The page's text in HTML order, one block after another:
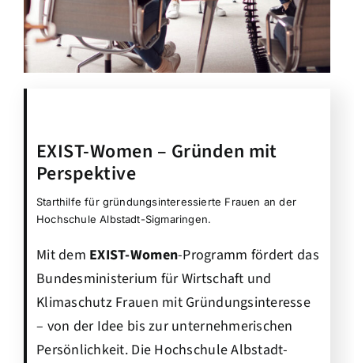
EXIST-Women – Gründen mit
Perspektive
Starthilfe für gründungsinteressierte Frauen an der
Hochschule Albstadt-Sigmaringen.
Mit dem EXIST-Women-Programm fördert das
Bundesministerium für Wirtschaft und
Klimaschutz Frauen mit Gründungsinteresse
– von der Idee bis zur unternehmerischen
Persönlichkeit. Die Hochschule Albstadt-